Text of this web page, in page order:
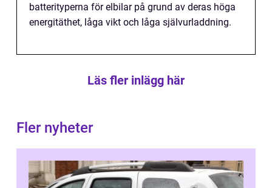
batterityperna för elbilar på grund av deras höga
energitäthet, låga vikt och låga självurladdning.
Läs fler inlägg här
Fler nyheter